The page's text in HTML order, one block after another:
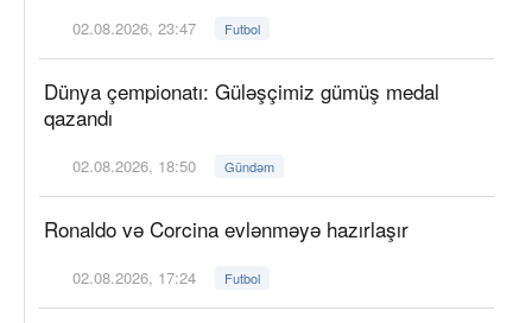
02.08.2026, 23:47 Futbol
Dünya çempionatı: Güləşçimiz gümüş medal
qazandı
02.08.2026, 18:50 Gündəm
Ronaldo və Corcina evlənməyə hazırlaşır
02.08.2026, 17:24 Futbol